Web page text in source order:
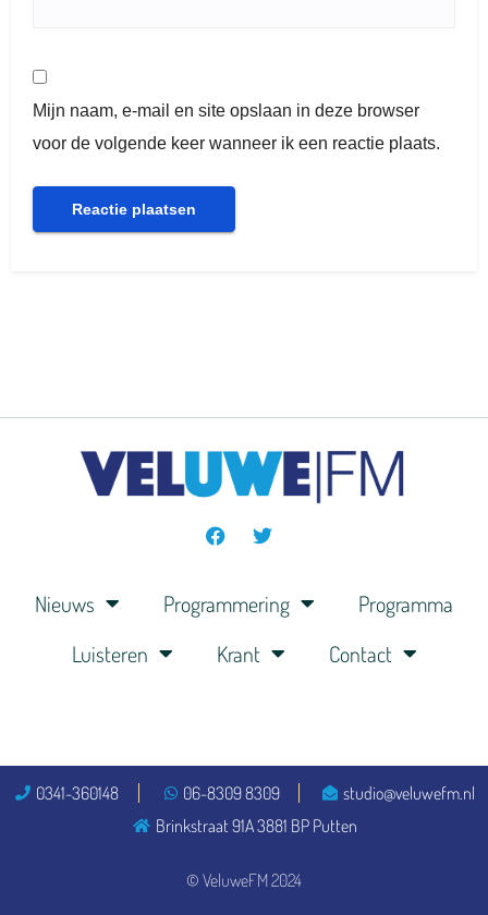
Mijn naam, e-mail en site opslaan in deze browser
voor de volgende keer wanneer ik een reactie plaats.
Nieuws Programmering
Programma
Luisteren
Krant Contact
© VeluweFM 2024
0341-360148 06-8309 8309
studio@veluwefm.nl
Brinkstraat 91A 3881 BP Putten